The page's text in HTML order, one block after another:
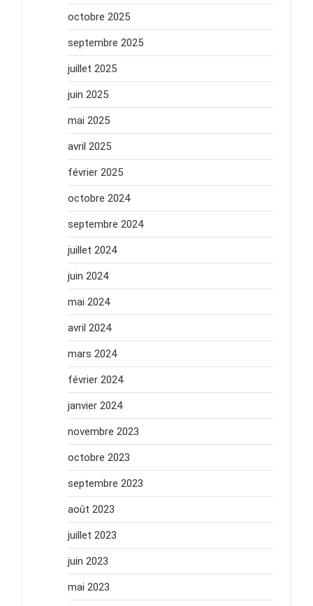
octobre 2025
septembre 2025
juillet 2025
juin 2025
mai 2025
avril 2025
février 2025
octobre 2024
septembre 2024
juillet 2024
juin 2024
mai 2024
avril 2024
mars 2024
février 2024
janvier 2024
novembre 2023
octobre 2023
septembre 2023
août 2023
juillet 2023
juin 2023
mai 2023